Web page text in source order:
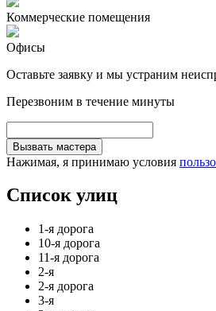
Коммерческие помещения
Офисы
Оставьте заявку и мы устраним
Перезвоним в течение минуты
Вызвать мастера
Нажимая, я принимаю условия
Список улиц
1-я дорога
10-я дорога
11-я дорога
2-я
2-я дорога
3-я